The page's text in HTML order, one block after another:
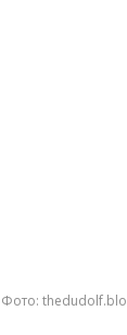
Фото: